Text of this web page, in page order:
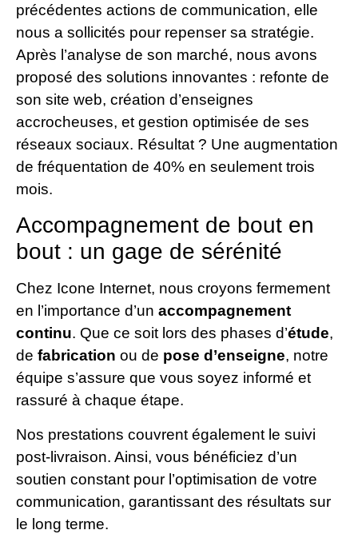
précédentes actions de communication, elle
nous a sollicités pour repenser sa stratégie.
Après l’analyse de son marché, nous avons
proposé des solutions innovantes : refonte de
son site web, création d’enseignes
accrocheuses, et gestion optimisée de ses
réseaux sociaux. Résultat ? Une augmentation
de fréquentation de 40% en seulement trois
mois.
Accompagnement de bout en
bout : un gage de sérénité
Chez Icone Internet, nous croyons fermement
en l’importance d’un accompagnement
continu. Que ce soit lors des phases d’étude,
de fabrication ou de pose d’enseigne, notre
équipe s’assure que vous soyez informé et
rassuré à chaque étape.
Nos prestations couvrent également le suivi
post-livraison. Ainsi, vous bénéficiez d’un
soutien constant pour l’optimisation de votre
communication, garantissant des résultats sur
le long terme.